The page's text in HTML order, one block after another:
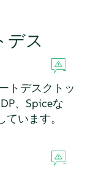
デス
トデスクトッ
、Spiceな
います。